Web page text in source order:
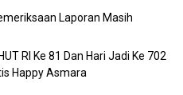
Laporan Masih
RI Ke 81 Dan Hari Jadi Ke 702
Happy Asmara